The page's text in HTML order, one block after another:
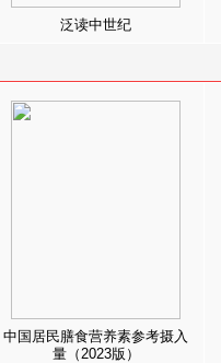
泛读中世纪
中国居民膳食营养素参考摄入
量（2023版）